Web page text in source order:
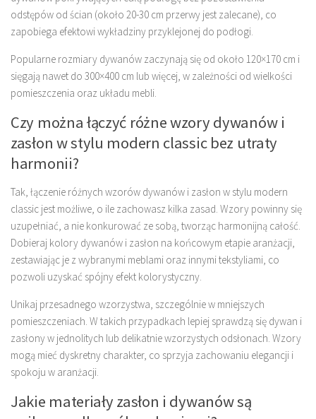
odstępów od ścian (około 20-30 cm przerwy jest zalecane), co
zapobiega efektowi wykładziny przyklejonej do podłogi.
Popularne rozmiary dywanów zaczynają się od około 120×170 cm i
sięgają nawet do 300×400 cm lub więcej, w zależności od wielkości
pomieszczenia oraz układu mebli.
Czy można łączyć różne wzory dywanów i
zasłon w stylu modern classic bez utraty
harmonii?
Tak, łączenie różnych wzorów dywanów i zasłon w stylu modern
classic jest możliwe, o ile zachowasz kilka zasad. Wzory powinny się
uzupełniać, a nie konkurować ze sobą, tworząc harmonijną całość.
Dobieraj kolory dywanów i zasłon na końcowym etapie aranżacji,
zestawiając je z wybranymi meblami oraz innymi tekstyliami, co
pozwoli uzyskać spójny efekt kolorystyczny.
Unikaj przesadnego wzorzystwa, szczególnie w mniejszych
pomieszczeniach. W takich przypadkach lepiej sprawdzą się dywan i
zasłony w jednolitych lub delikatnie wzorzystych odsłonach. Wzory
mogą mieć dyskretny charakter, co sprzyja zachowaniu elegancji i
spokoju w aranżacji.
Jakie materiały zasłon i dywanów są